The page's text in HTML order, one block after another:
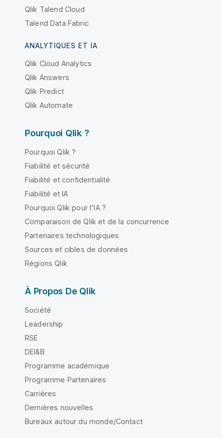
Qlik Talend Cloud
Talend Data Fabric
ANALYTIQUES ET IA
Qlik Cloud Analytics
Qlik Answers
Qlik Predict
Qlik Automate
Pourquoi Qlik ?
Pourquoi Qlik ?
Fiabilité et sécurité
Fiabilité et confidentialité
Fiabilité et IA
Pourquoi Qlik pour l'IA ?
Comparaison de Qlik et de la concurrence
Partenaires technologiques
Sources et cibles de données
Régions Qlik
À Propos De Qlik
Société
Leadership
RSE
DEI&B
Programme académique
Programme Partenaires
Carrières
Dernières nouvelles
Bureaux autour du monde/Contact